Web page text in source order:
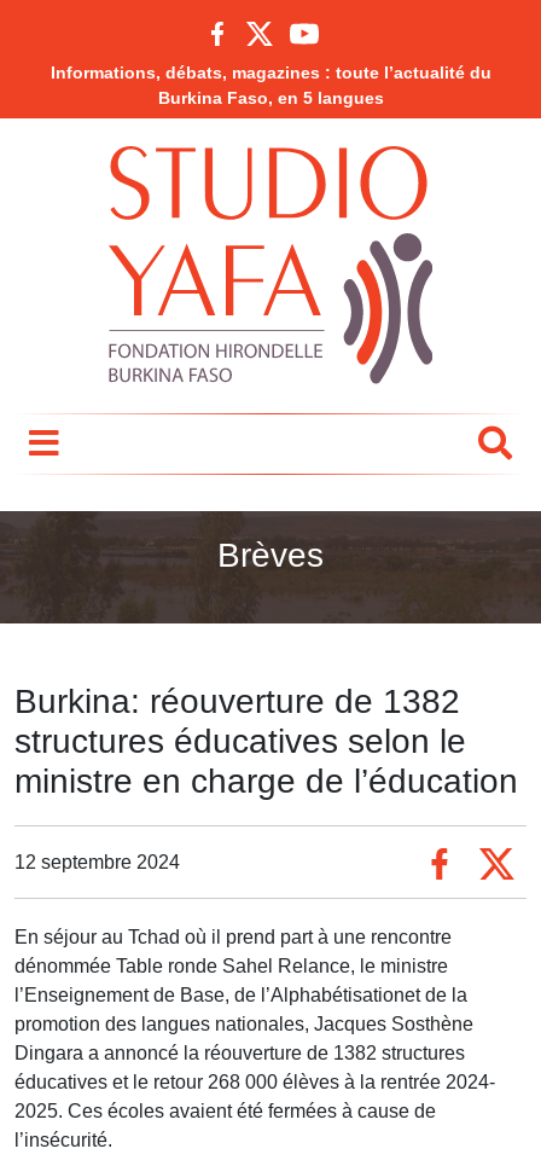
Informations, débats, magazines : toute l’actualité du
Burkina Faso, en 5 langues
Brèves
Burkina: réouverture de 1382
structures éducatives selon le
ministre en charge de l’éducation
12 septembre 2024
En séjour au Tchad où il prend part à une rencontre
dénommée Table ronde Sahel Relance, le ministre
l’Enseignement de Base, de l’Alphabétisationet de la
promotion des langues nationales, Jacques Sosthène
Dingara a annoncé la réouverture de 1382 structures
éducatives et le retour 268 000 élèves à la rentrée 2024-
2025. Ces écoles avaient été fermées à cause de
l’insécurité.